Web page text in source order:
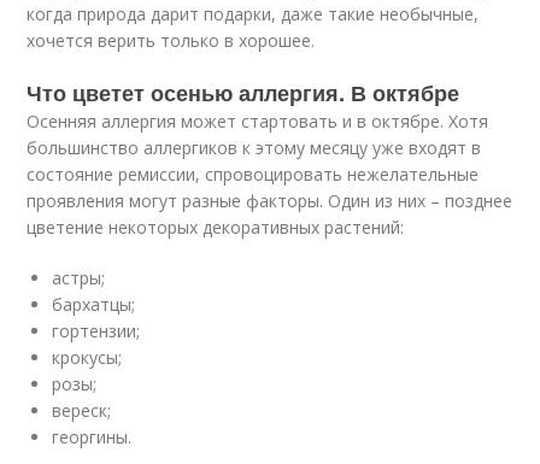
когда природа дарит подарки, даже такие необычные,
хочется верить только в хорошее.
Что цветет осенью аллергия. В октябре
Осенняя аллергия может стартовать и в октябре. Хотя
большинство аллергиков к этому месяцу уже входят в
состояние ремиссии, спровоцировать нежелательные
проявления могут разные факторы. Один из них – позднее
цветение некоторых декоративных растений:
астры;
бархатцы;
гортензии;
крокусы;
розы;
вереск;
георгины.